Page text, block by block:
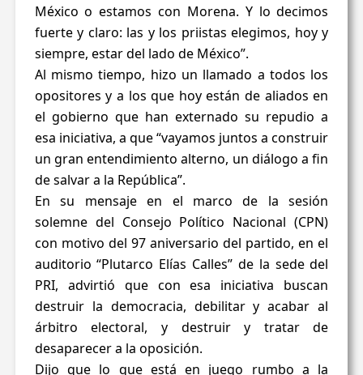
México o estamos con Morena. Y lo decimos
fuerte y claro: las y los priistas elegimos, hoy y
siempre, estar del lado de México”.
Al mismo tiempo, hizo un llamado a todos los
opositores y a los que hoy están de aliados en
el gobierno que han externado su repudio a
esa iniciativa, a que “vayamos juntos a construir
un gran entendimiento alterno, un diálogo a fin
de salvar a la República”.
En su mensaje en el marco de la sesión
solemne del Consejo Político Nacional (CPN)
con motivo del 97 aniversario del partido, en el
auditorio “Plutarco Elías Calles” de la sede del
PRI, advirtió que con esa iniciativa buscan
destruir la democracia, debilitar y acabar al
árbitro electoral, y destruir y tratar de
desaparecer a la oposición.
Dijo que lo que está en juego rumbo a la